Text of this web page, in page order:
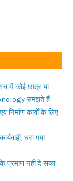
में कोई छात्र या
समझते हैं
निर्माण कार्यों के लिए
धरा गया
के प्रमाण नहीं दे सका